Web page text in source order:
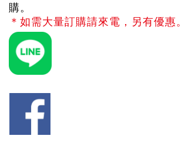
購。
＊如需大量訂購請來電，另有優惠。